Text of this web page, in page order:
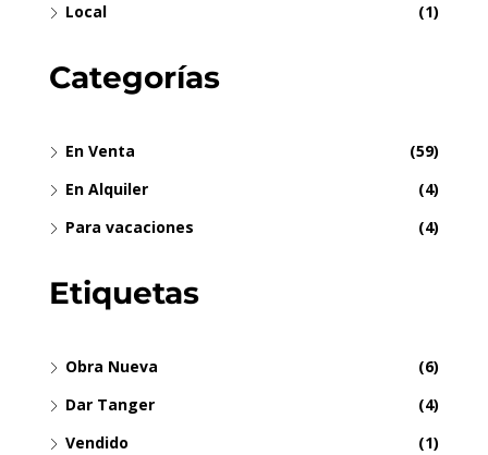
Local
(1)
Categorías
En Venta
(59)
En Alquiler
(4)
Para vacaciones
(4)
Etiquetas
Obra Nueva
(6)
Dar Tanger
(4)
Vendido
(1)